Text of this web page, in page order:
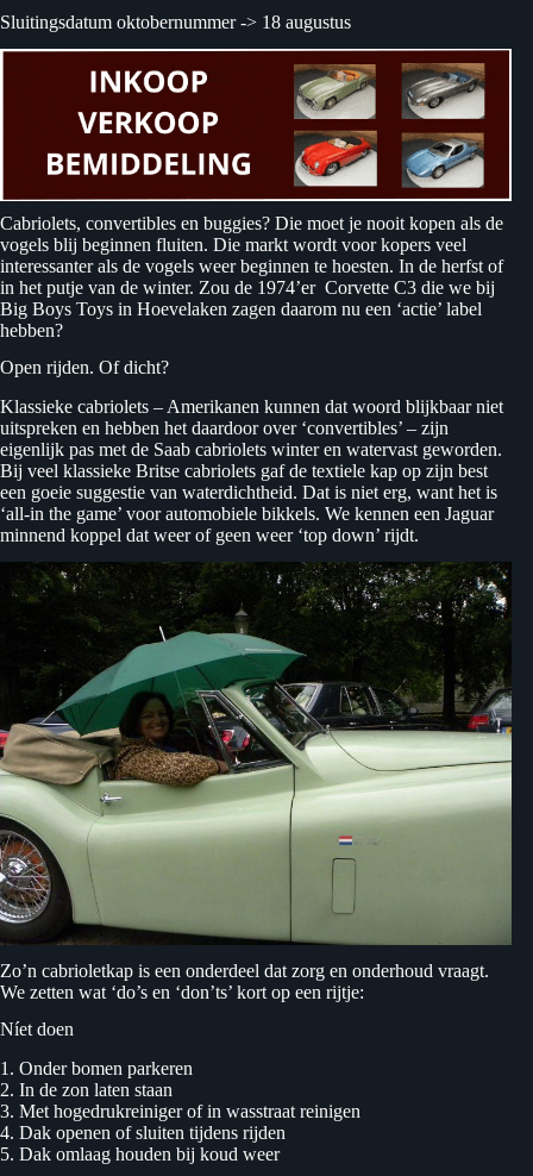
Sluitingsdatum oktobernummer -> 18 augustus
Cabriolets, convertibles en buggies? Die moet je nooit kopen als de
vogels blij beginnen fluiten. Die markt wordt voor kopers veel
interessanter als de vogels weer beginnen te hoesten. In de herfst of
in het putje van de winter. Zou de 1974’er Corvette C3 die we bij
Big Boys Toys in Hoevelaken zagen daarom nu een ‘actie’ label
hebben?
Open rijden. Of dicht?
Klassieke cabriolets – Amerikanen kunnen dat woord blijkbaar niet
uitspreken en hebben het daardoor over ‘convertibles’ – zijn
eigenlijk pas met de Saab cabriolets winter en watervast geworden.
Bij veel klassieke Britse cabriolets gaf de textiele kap op zijn best
een goeie suggestie van waterdichtheid. Dat is niet erg, want het is
‘all-in the game’ voor automobiele bikkels. We kennen een Jaguar
minnend koppel dat weer of geen weer ‘top down’ rijdt.
Zo’n cabrioletkap is een onderdeel dat zorg en onderhoud vraagt.
We zetten wat ‘do’s en ‘don’ts’ kort op een rijtje:
Níet doen
1. Onder bomen parkeren
2. In de zon laten staan
3. Met hogedrukreiniger of in wasstraat reinigen
4. Dak openen of sluiten tijdens rijden
5. Dak omlaag houden bij koud weer